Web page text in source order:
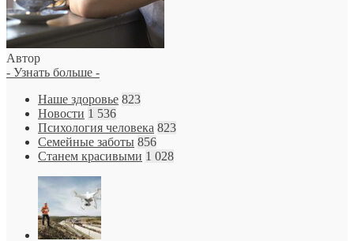
Автор
- Узнать больше -
Наше здоровье 823
Новости 1 536
Психология человека 823
Семейные заботы 856
Станем красивыми 1 028